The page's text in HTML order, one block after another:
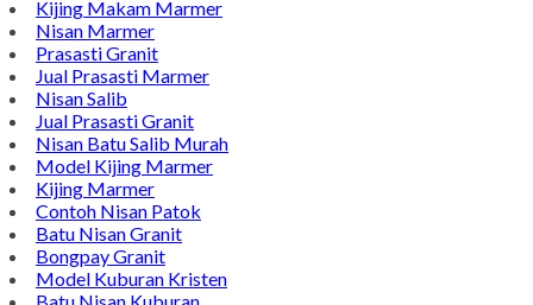
Kijing Makam Marmer
Nisan Marmer
Prasasti Granit
Jual Prasasti Marmer
Nisan Salib
Jual Prasasti Granit
Nisan Batu Salib Murah
Model Kijing Marmer
Kijing Marmer
Contoh Nisan Patok
Batu Nisan Granit
Bongpay Granit
Model Kuburan Kristen